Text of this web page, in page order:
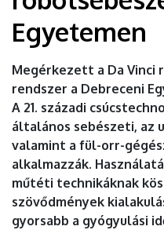
Egyetemen
Megérkezett a Da
rendszer a Debreceni
A 21. századi
általános sebészeti, az
valamint a fül-orr-
alkalmazzák.
műtéti technikáknak
szövődmények
gyorsabb a gyógyulási